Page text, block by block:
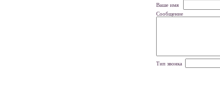
Ваше имя
Сообщение
Тип звонка